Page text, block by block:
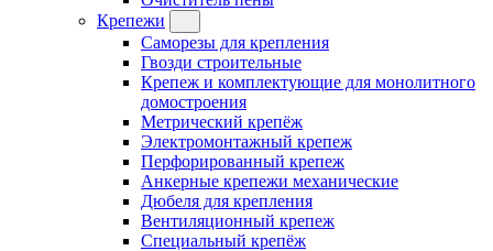
Крепежи
Саморезы для крепления
Гвозди строительные
Крепеж и комплектующие для монолитного
домостроения
Метрический крепёж
Электромонтажный крепеж
Перфорированный крепеж
Анкерные крепежи механические
Дюбеля для крепления
Вентиляционный крепеж
Специальный крепёж